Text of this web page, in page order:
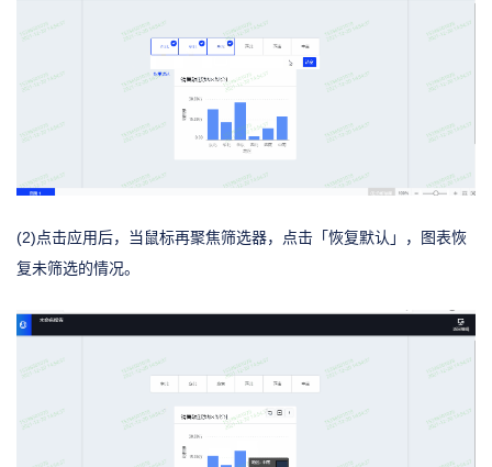
(2)点击应用后，当鼠标再聚焦筛选器，点击「恢复默认」，图表恢
复未筛选的情况。